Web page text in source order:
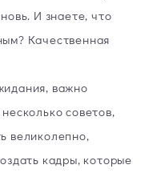
И знаете, что
Качественная
важно
советов,
великолепно,
кадры, которые